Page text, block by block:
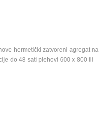
hermetički zatvoreni agregat na
do 48 sati plehovi 600 x 800 ili